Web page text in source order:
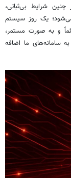
شرایط بی‌ثباتی،
یک روز سیستم
و به صورت مستمر،
سامانه‌های ما اضافه